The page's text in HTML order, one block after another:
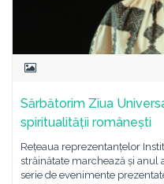
Sărbătorim Ziua
spiritualității românești
Rețeaua reprezentanțelor
străinătate marchează și anul
serie de evenimente